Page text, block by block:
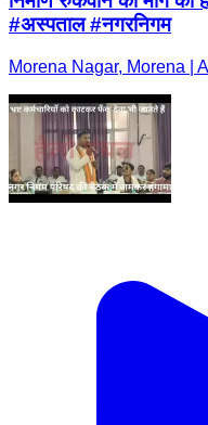
#अस्पताल #नगरनिगम
Morena Nagar, Morena |